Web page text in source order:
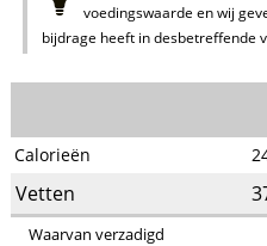
voedingswaarde en wij
bijdrage heeft in desbetreffende
Calorieën
Vetten
Waarvan verzadigd